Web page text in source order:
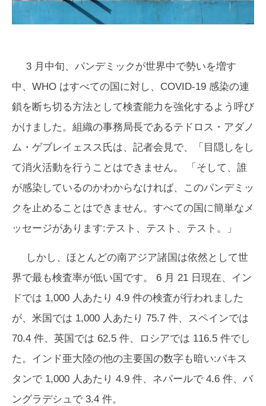
3 月中旬、パンデミックが世界中で勢いを増す
中、WHO はすべての国に対し、COVID-19 感染の連
鎖を断ち切る方法として検査能力を強化するよう呼び
かけました。組織の事務局長であるテドロス・アダノ
ム・ゲブレイェスス氏は、記者会見で、「目隠しをし
て消火活動を行うことはできません。 「そして、誰
が感染しているのかわからなければ、このパンデミッ
クを止めることはできません。すべての国に簡単なメ
ッセージがあります:テスト、テスト、テスト。」
しかし、ほとんどの南アジア諸国は依然として世
界で最も検査率が低い国です。 6 月 21 日現在、イン
ドでは 1,000 人あたり 4.9 件の検査が行われました
が、米国では 1,000 人あたり 75.7 件、スペインでは
70.4 件、英国では 62.5 件、ロシアでは 116.5 件でし
た。インド亜大陸の他の主要国の数字も暗い:パキス
タンで 1,000 人あたり 4.9 件、ネパールで 4.6 件、バ
ングラデシュで 3.4 件。